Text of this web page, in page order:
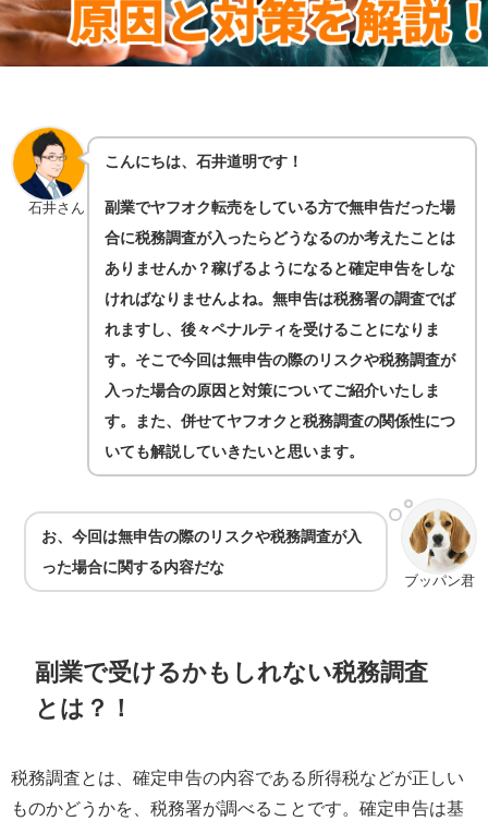
石井さん
こんにちは、石井道明です！
副業でヤフオク転売をしている方で無申告だった場
合に税務調査が入ったらどうなるのか考えたことは
ありませんか？稼げるようになると確定申告をしな
ければなりませんよね。無申告は税務署の調査でば
れますし、後々ペナルティを受けることになりま
す。そこで今回は無申告の際のリスクや税務調査が
入った場合の原因と対策についてご紹介いたしま
す。また、併せてヤフオクと税務調査の関係性につ
いても解説していきたいと思います。
ブッパン君
お、今回は無申告の際のリスクや税務調査が入
った場合に関する内容だな
副業で受けるかもしれない税務調査
とは？！
税務調査とは、確定申告の内容である所得税などが正しい
ものかどうかを、税務署が調べることです。確定申告は基